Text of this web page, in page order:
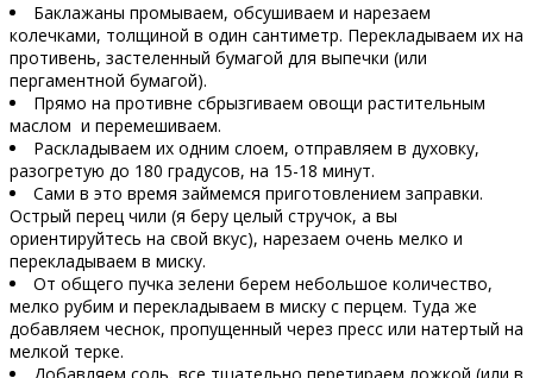
Баклажаны промываем, обсушиваем и нарезаем
колечками, толщиной в один сантиметр. Перекладываем их на
противень, застеленный бумагой для выпечки (или
пергаментной бумагой).
Прямо на противне сбрызгиваем овощи растительным
маслом и перемешиваем.
Раскладываем их одним слоем, отправляем в духовку,
разогретую до 180 градусов, на 15-18 минут.
Сами в это время займемся приготовлением заправки.
Острый перец чили (я беру целый стручок, а вы
ориентируйтесь на свой вкус), нарезаем очень мелко и
перекладываем в миску.
От общего пучка зелени берем небольшое количество,
мелко рубим и перекладываем в миску с перцем. Туда же
добавляем чеснок, пропущенный через пресс или натертый на
мелкой терке.